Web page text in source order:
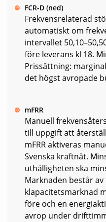
FCR-D (ned)
Frekvensrelaterad
automatiskt om
intervallet
före leverans kl 18.
Prissättning:
det högst avropade
mFRR
Manuell
till uppgift att
mFRR aktiveras
Svenska kraftnät.
uthålligheten ska
Marknaden består av
klapacitetsmarknad
före och en
avrop under